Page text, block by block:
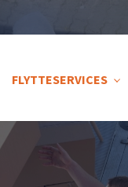
FLYTTESERVICES